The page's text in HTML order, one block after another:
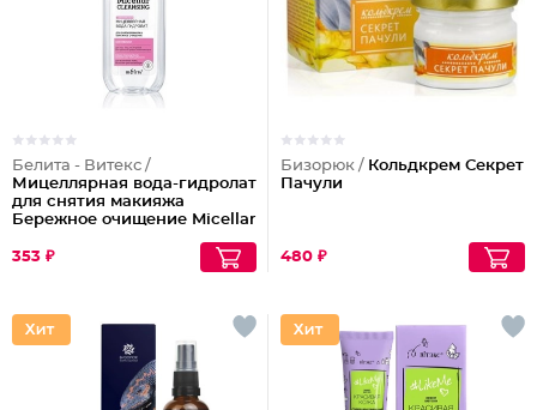
Белита - Витекс /
Мицеллярная вода-гидролат
для снятия макияжа
Бережное очищение Micellar
353 ₽
Бизорюк / Кольдкрем Секрет
Пачули
480 ₽